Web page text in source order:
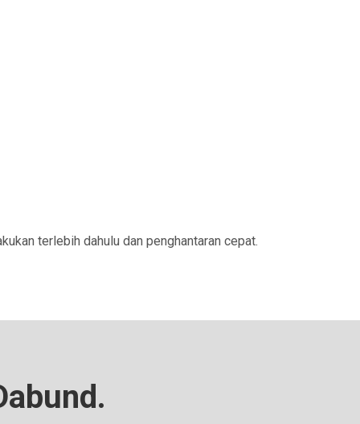
terlebih dahulu dan penghantaran cepat.